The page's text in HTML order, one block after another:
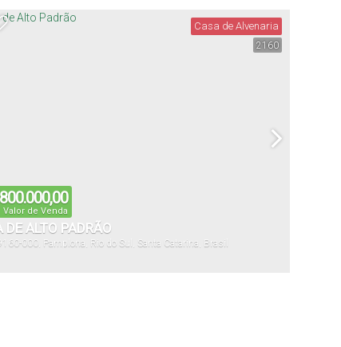
2160
Casa de Alvenaria
Valor de Venda
DE ALTO PADRÃO
000, Pamplona Rio do Sul Santa Catarina Brasil